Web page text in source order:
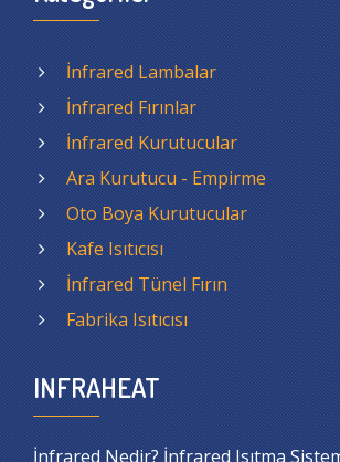
İnfrared Lambalar
İnfrared Fırınlar
İnfrared Kurutucular
Ara Kurutucu - Empirme
Oto Boya Kurutucular
Kafe Isıtıcısı
İnfrared Tünel Fırın
Fabrika Isıtıcısı
INFRAHEAT
İnfrared Nedir? İnfrared Isıtma